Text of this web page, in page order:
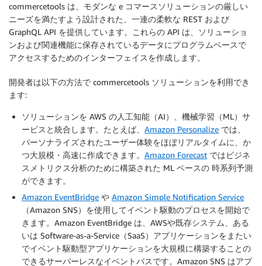
commercetools は、モダンな e コマースソリューションの厳しい
ニーズを満たすよう設計された、一連の柔軟な REST および
GraphQL API を提供しています。これらの API は、ソリューショ
ンおよび関連機能に保存されているデータにプログラムベースで
アクセスするためのインターフェイスを作成します。
開発者は以下の方法で commercetools ソリューションを利用でき
ます:
ソリューションを AWS の人工知能（AI）、機械学習（ML）サ
ービスと統合します。たとえば、 Amazon Personalize では、
パーソナライズされたユーザー体験をほぼリアルタイムに、か
つ大規模・高速に作成できます。 Amazon Forecast ではビジネ
スメトリクス分析のために構築された ML ベースの 時系列予測
ができます。
Amazon EventBridge や Amazon Simple Notification Service
（Amazon SNS）を使用してイベント駆動のプロセスを開始で
きます。Amazon EventBridge は、AWSや既存システム、ある
いは Software-as-a-Service（SaaS）アプリケーションをまたい
でイベント駆動型アプリケーションを大規模に構築することの
できるサーバーレスなイベントバスです。Amazon SNS はアプ